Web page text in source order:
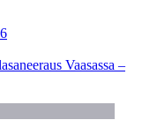
Vaasassa –